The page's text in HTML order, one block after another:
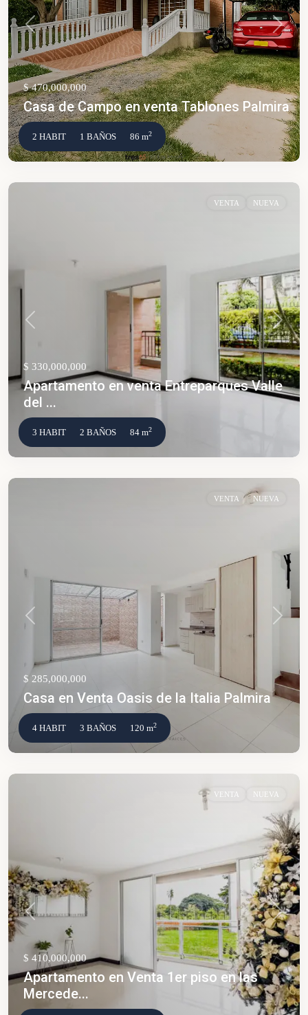
Anterior
$ 470,000,000
Casa de Campo en venta Tablones Palmira
2 HABIT 1 BAÑOS 86 m2
VENTA NUEVA
Anterior
$ 330,000,000
Apartamento en venta Entreparques Valle
del ...
3 HABIT 2 BAÑOS 84 m2
VENTA NUEVA
Anterior
$ 285,000,000
Casa en Venta Oasis de la Italia Palmira
4 HABIT 3 BAÑOS 120 m2
VENTA NUEVA
Anterior
$ 410,000,000
Apartamento en Venta 1er piso en las
Mercede...